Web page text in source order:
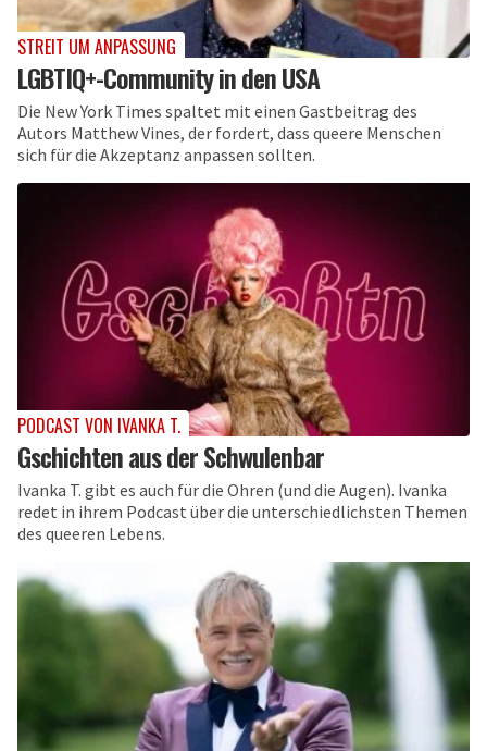
STREIT UM ANPASSUNG
LGBTIQ+-Community in den USA
Die New York Times spaltet mit einen Gastbeitrag des
Autors Matthew Vines, der fordert, dass queere Menschen
sich für die Akzeptanz anpassen sollten.
PODCAST VON IVANKA T.
Gschichten aus der Schwulenbar
Ivanka T. gibt es auch für die Ohren (und die Augen). Ivanka
redet in ihrem Podcast über die unterschiedlichsten Themen
des queeren Lebens.